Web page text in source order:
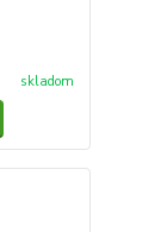
skladom